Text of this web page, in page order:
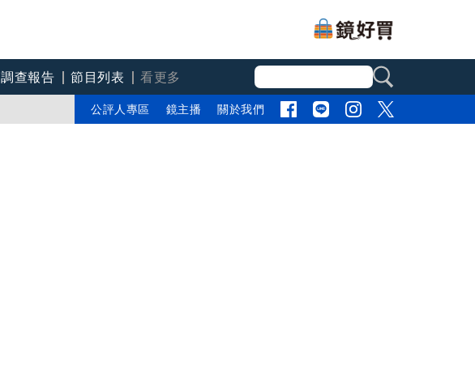
調查報告 節目列表
看更多
公評人專區 鏡主播 關於我們